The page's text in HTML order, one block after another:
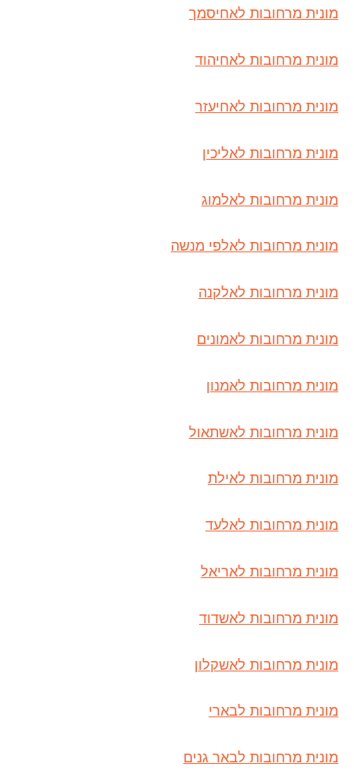
מונית מרחובות לאחיסמך
מונית מרחובות לאחיהוד
מונית מרחובות לאחיעזר
מונית מרחובות לאליכין
מונית מרחובות לאלמוג
מונית מרחובות לאלפי מנשה
מונית מרחובות לאלקנה
מונית מרחובות לאמונים
מונית מרחובות לאמנון
מונית מרחובות לאשתאול
מונית מרחובות לאילת
מונית מרחובות לאלעד
מונית מרחובות לאריאל
מונית מרחובות לאשדוד
מונית מרחובות לאשקלון
מונית מרחובות לבארי
מונית מרחובות לבאר גנים